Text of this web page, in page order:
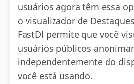
usuários agora têm essa
o visualizador de
FastDl permite que você
usuários públicos
independentemente do
você está usando.